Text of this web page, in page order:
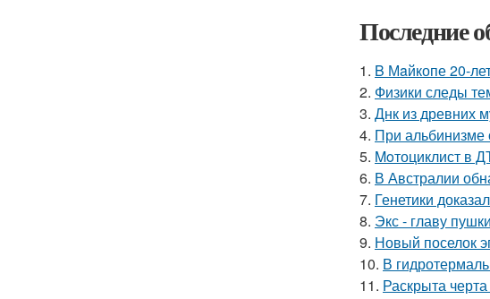
Последние
1. B Мaйкопе 20-
2. Физики следы
3. Днк из древних
4. При альбинизме
5. Moтоциклист в
6. В Австралии
7. Генетики
8. Экс - главу
9. Новый поселок
10. В
11. Раскрыта